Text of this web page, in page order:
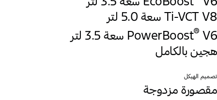
Ti-VCT V8 سعة 5.0 لتر
PowerBoost® ‎V6 سعة 3.5 لتر
هجين بالكامل
تصميم الهيكل
مقصورة مزدوجة